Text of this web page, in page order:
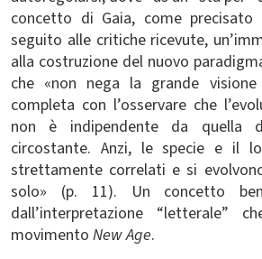
concetto di Gaia, come
seguito alle critiche ricevute,
alla costruzione del nuovo
che «non nega la grande
completa con l’osservare che
non è indipendente da quella
circostante. Anzi, le specie e il
strettamente correlati e si
solo» (p. 11). Un concetto
dall’interpretazione
movimento New Age.